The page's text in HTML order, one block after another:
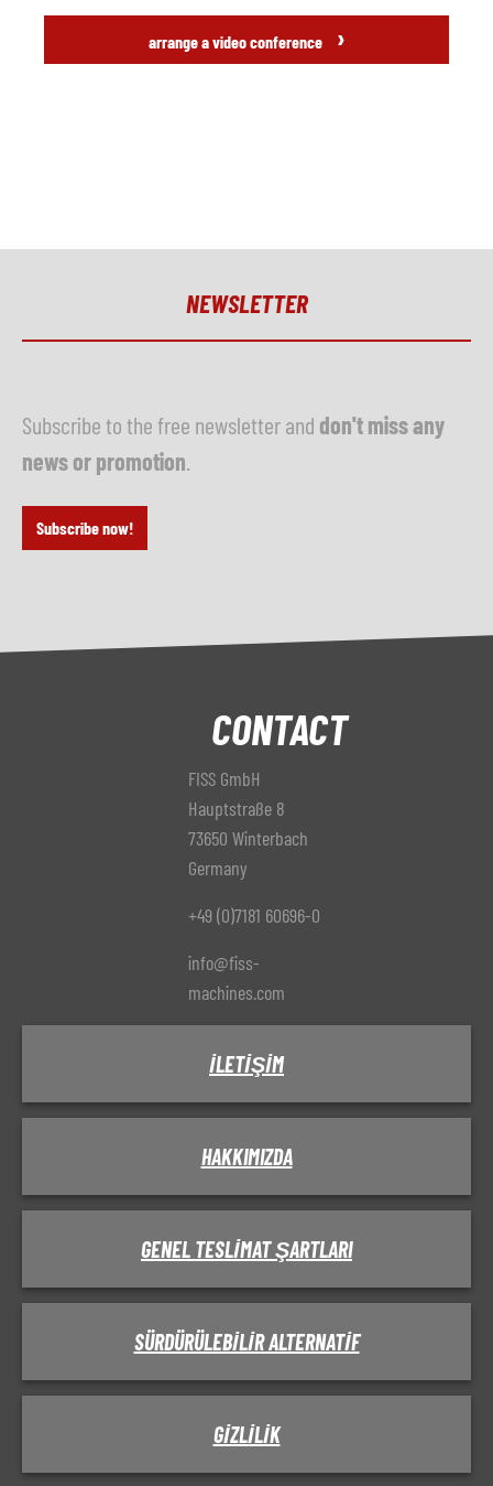
arrange a video conference ›
NEWSLETTER
Subscribe to the free newsletter and don't miss any
news or promotion
Subscribe now!
CONTACT
FISS GmbH
Hauptstraße 8
73650 Winterbach
Germany
+49 (0)7181 60696-0
info@fiss-
machines.com
İLETIŞIM
HAKKIMIZDA
GENEL TESLIMAT ŞARTLARI
SÜRDÜRÜLEBILIR ALTERNATIF
GIZLILIK